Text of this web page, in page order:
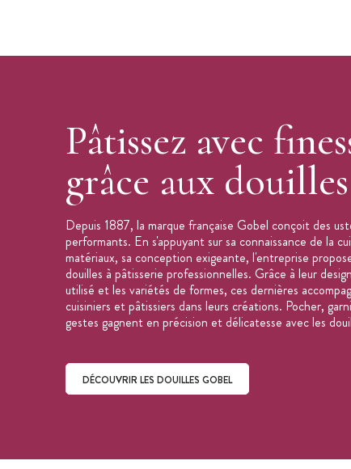
Pâtissez avec
grâce aux douilles
Depuis 1887, la marque française Gobel conçoit des
performants. En s'appuyant sur sa connaissance de la
matériaux, sa conception exigeante, l'entreprise
douilles à pâtisserie professionnelles. Grâce à leur
utilisé et les variétés de formes, ces dernières
cuisiniers et pâtissiers dans leurs créations. Pocher,
gestes gagnent en précision et délicatesse avec les
DÉCOUVRIR LES DOUILLES GOBEL